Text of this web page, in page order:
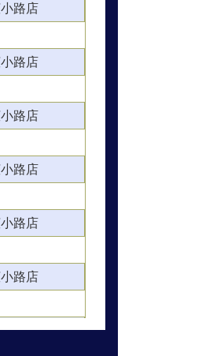
小路店
小路店
小路店
小路店
小路店
小路店
路店